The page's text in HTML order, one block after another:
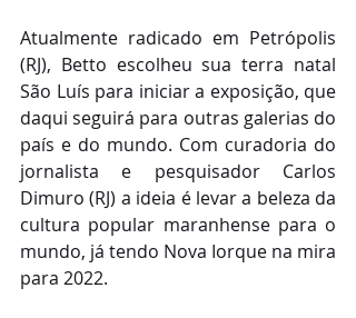
Atualmente radicado em Petrópolis
(RJ), Betto escolheu sua terra natal
São Luís para iniciar a exposição, que
daqui seguirá para outras galerias do
país e do mundo. Com curadoria do
jornalista e pesquisador Carlos
Dimuro (RJ) a ideia é levar a beleza da
cultura popular maranhense para o
mundo, já tendo Nova Iorque na mira
para 2022.